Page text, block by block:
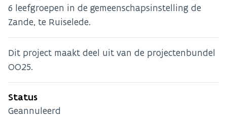
6 leefgroepen in de gemeenschapsinstelling de
Zande, te Ruiselede.
Dit project maakt deel uit van de projectenbundel
OO25.
Status
Geannuleerd